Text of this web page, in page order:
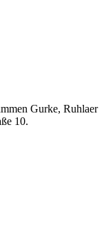
Gurke, Ruhlaer
10.